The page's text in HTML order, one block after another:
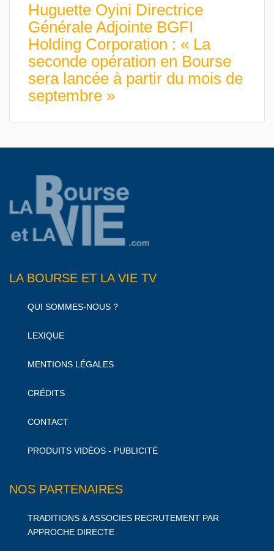
Huguette Oyini Directrice
Générale Adjointe BGFI
Holding Corporation : « La
seconde opération en Bourse
sera lancée à partir du mois de
septembre »
LA BOURSE ET LA VIE TV
QUI SOMMES-NOUS ?
LEXIQUE
MENTIONS LÉGALES
CRÉDITS
CONTACT
PRODUITS VIDÉOS - PUBLICITÉ
NOS PARTENAIRES
TRADITIONS & ASSOCIES RECRUTEMENT PAR
APPROCHE DIRECTE